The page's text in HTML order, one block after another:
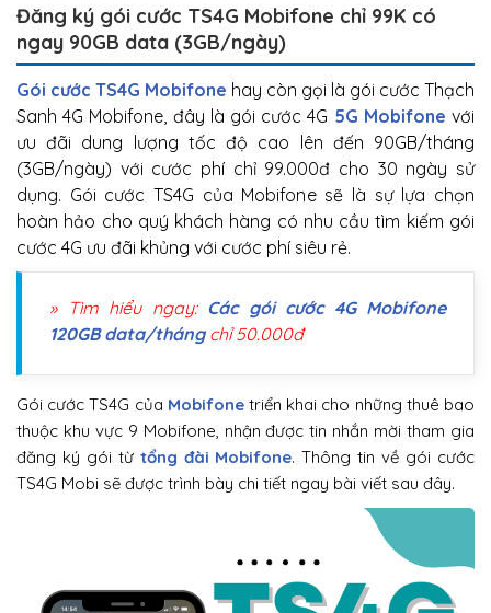
Đăng ký gói cước TS4G Mobifone chỉ 99K có
ngay 90GB data (3GB/ngày)
Gói cước TS4G Mobifone hay còn gọi là gói cước Thạch
Sanh 4G Mobifone, đây là gói cước 4G 5G Mobifone với
ưu đãi dung lượng tốc độ cao lên đến 90GB/tháng
(3GB/ngày) với cước phí chỉ 99.000đ cho 30 ngày sử
dụng. Gói cước TS4G của Mobifone sẽ là sự lựa chọn
hoàn hảo cho quý khách hàng có nhu cầu tìm kiếm gói
cước 4G ưu đãi khủng với cước phí siêu rẻ.
» Tìm hiểu ngay: Các gói cước 4G Mobifone
120GB data/thángchỉ 50.000đ
Gói cước TS4G của Mobifonetriển khai cho những thuê bao
thuộc khu vực 9 Mobifone, nhận được tin nhắn mời tham gia
đăng ký gói từ tổng đài Mobifone. Thông tin về gói cước
TS4G Mobi sẽ được trình bày chi tiết ngay bài viết sau đây.